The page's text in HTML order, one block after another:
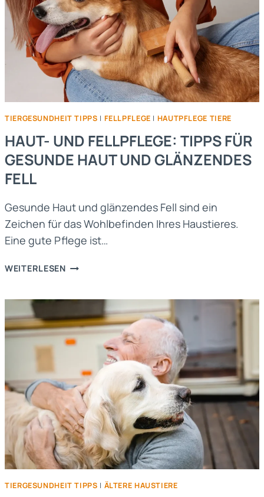
TIERGESUNDHEIT TIPPS | FELLPFLEGE | HAUTPFLEGE TIERE
HAUT- UND FELLPFLEGE: TIPPS FÜR
GESUNDE HAUT UND GLÄNZENDES
FELL
Gesunde Haut und glänzendes Fell sind ein
Zeichen für das Wohlbefinden Ihres Haustieres.
Eine gute Pflege ist…
WEITERLESENHAUT-
FÜR
GESUNDE
HAUT
GLÄNZENDES
FELL
TIERGESUNDHEIT TIPPS | ÄLTERE HAUSTIERE